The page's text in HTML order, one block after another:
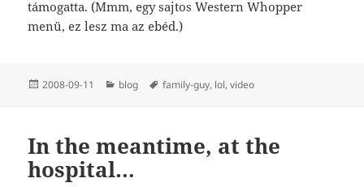
támogatta. (Mmm, egy sajtos Western Whopper
menü, ez lesz ma az ebéd.)
Közzétéve
2008-09-11 Kategória
blog Címke
family-guy, lol,video
In the meantime, at the
hospital…